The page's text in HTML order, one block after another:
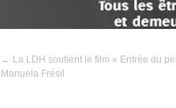
← La LDH soutient le film « Entrée du
Manuela Frésil